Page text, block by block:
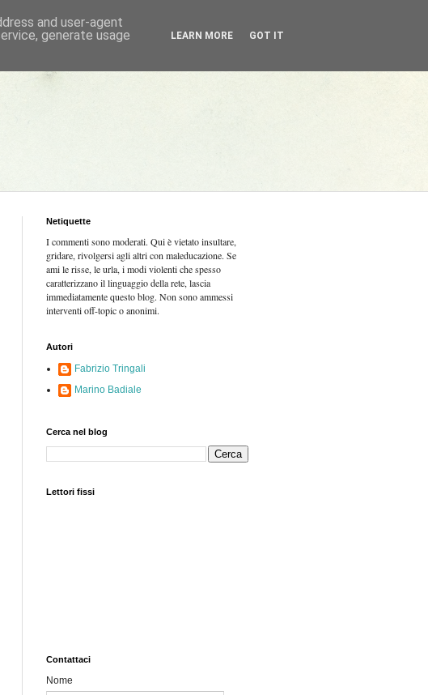
Netiquette
I commenti sono moderati. Qui è vietato insultare,
gridare, rivolgersi agli altri con maleducazione. Se
ami le risse, le urla, i modi violenti che spesso
caratterizzano il linguaggio della rete, lascia
immediatamente questo blog. Non sono ammessi
interventi off-topic o anonimi.
Autori
Fabrizio Tringali
Marino Badiale
Cerca nel blog
Lettori fissi
Contattaci
Nome
and user-agent
generate usage
LEARN MORE GOT IT